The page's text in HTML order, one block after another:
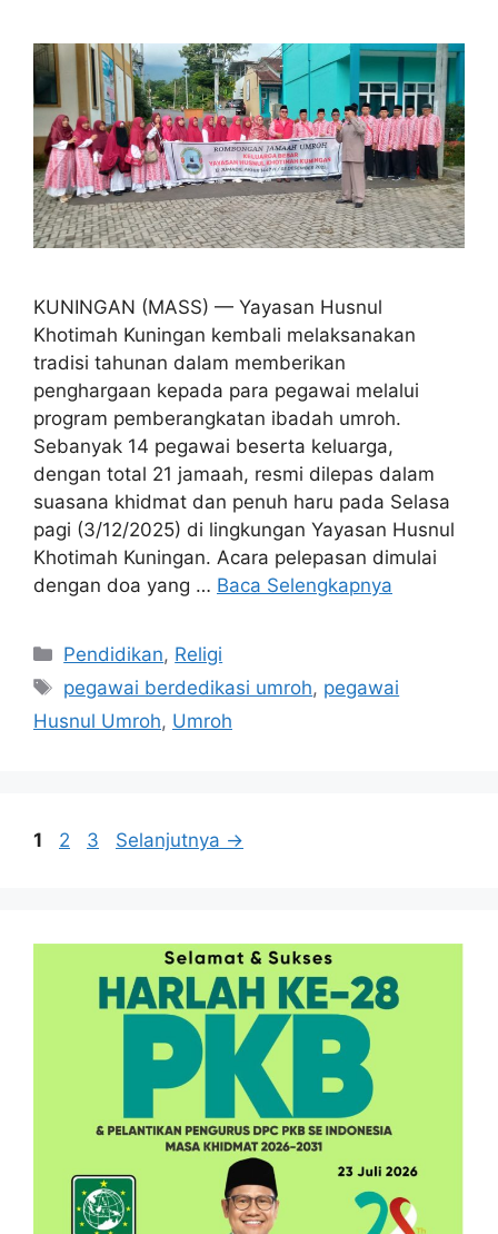
KUNINGAN (MASS) — Yayasan Husnul
Khotimah Kuningan kembali melaksanakan
tradisi tahunan dalam memberikan
penghargaan kepada para pegawai melalui
program pemberangkatan ibadah umroh.
Sebanyak 14 pegawai beserta keluarga,
dengan total 21 jamaah, resmi dilepas dalam
suasana khidmat dan penuh haru pada Selasa
pagi (3/12/2025) di lingkungan Yayasan Husnul
Khotimah Kuningan. Acara pelepasan dimulai
dengan doa yang … Baca Selengkapnya
Kategori
Pendidikan, Religi
Tag
pegawai berdedikasi umroh, pegawai
Husnul Umroh, Umroh
Halaman
1 Halaman
2 Halaman
3 Selanjutnya →